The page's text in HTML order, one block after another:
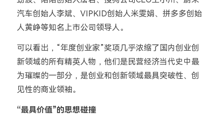
汽车创始人李斌、VIPKID创始人米雯娟、拼多多创始
人黄峥等知名上市公司领导人。
可以看出，“年度创业家”奖项几乎浓缩了国内创业创
新领域的所有精英人物，他们是民营经济当代史中最
为璀璨的一部分，是创业和创新领域最具突破性、创
见性的商业领袖。
“最具价值”的思想碰撞